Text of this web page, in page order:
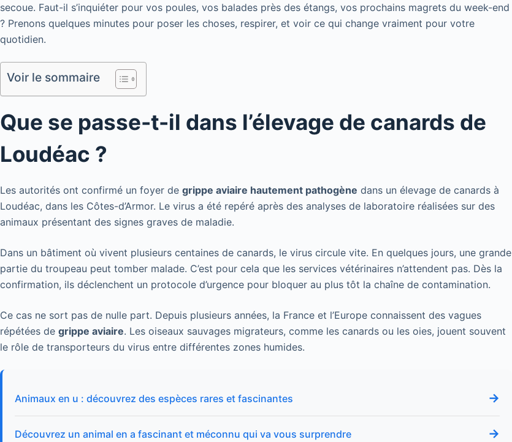
secoue. Faut-il s’inquiéter pour vos poules, vos balades près des étangs, vos prochains magrets du week-end
? Prenons quelques minutes pour poser les choses, respirer, et voir ce qui change vraiment pour votre
quotidien.
Voir le sommaire
Que se passe-t-il dans l’élevage de canards de
Loudéac ?
Les autorités ont confirmé un foyer de grippe aviaire hautement pathogène dans un élevage de canards à
Loudéac, dans les Côtes-d’Armor. Le virus a été repéré après des analyses de laboratoire réalisées sur des
animaux présentant des signes graves de maladie.
Dans un bâtiment où vivent plusieurs centaines de canards, le virus circule vite. En quelques jours, une grande
partie du troupeau peut tomber malade. C’est pour cela que les services vétérinaires n’attendent pas. Dès la
confirmation, ils déclenchent un protocole d’urgence pour bloquer au plus tôt la chaîne de contamination.
Ce cas ne sort pas de nulle part. Depuis plusieurs années, la France et l’Europe connaissent des vagues
répétées de grippe aviaire. Les oiseaux sauvages migrateurs, comme les canards ou les oies, jouent souvent
le rôle de transporteurs du virus entre différentes zones humides.
Animaux en u : découvrez des espèces rares et fascinantes →
Découvrez un animal en a fascinant et méconnu qui va vous surprendre →